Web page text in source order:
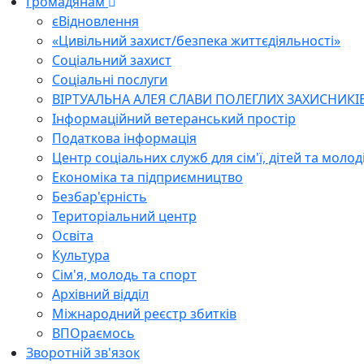
єВідновлення
«Цивільний захист/безпека життєдіяльності»
Соціальний захист
Соціальні послуги
ВІРТУАЛЬНА АЛЕЯ СЛАВИ ПОЛЕГЛИХ
Інформаційний ветеранський простір
Податкова інформація
Центр соціальних служб для сім'ї, дітей та
Економіка та підприємництво
Безбар'єрність
Територіальний центр
Освіта
Культура
Сім'я, молодь та спорт
Архівний відділ
Міжнародний реєстр збитків
ВПОраємось
Зворотній зв'язок